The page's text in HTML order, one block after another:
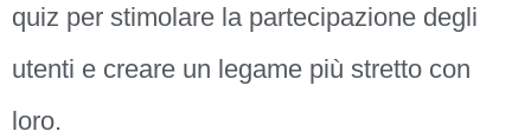
quiz per stimolare la partecipazione degli
utenti e creare un legame più stretto con
loro.